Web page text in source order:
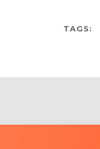
TAGS: